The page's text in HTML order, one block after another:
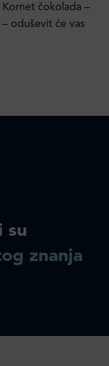
čokolada –
oduševit će vas
su
znanja